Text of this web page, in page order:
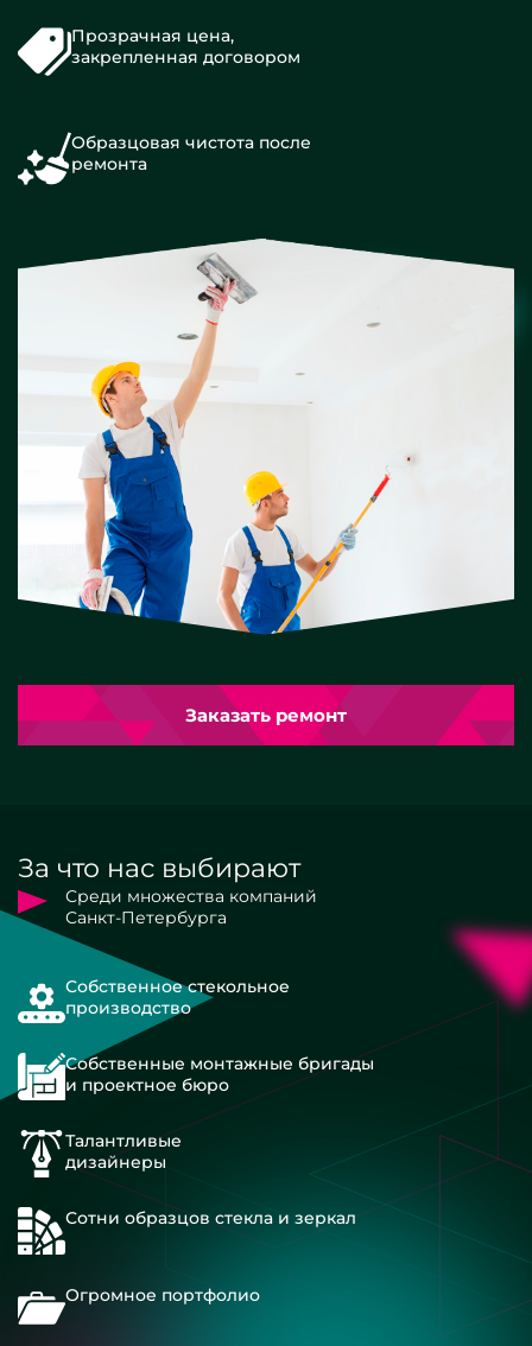
Прозрачная цена,
закрепленная договором
Образцовая чистота после
ремонта
Заказать ремонт
За что нас выбирают
Среди множества компаний
Санкт-Петербурга
Собственное стекольное
производство
Собственные монтажные бригады
и проектное бюро
Талантливые
дизайнеры
Сотни образцов стекла и зеркал
Огромное портфолио